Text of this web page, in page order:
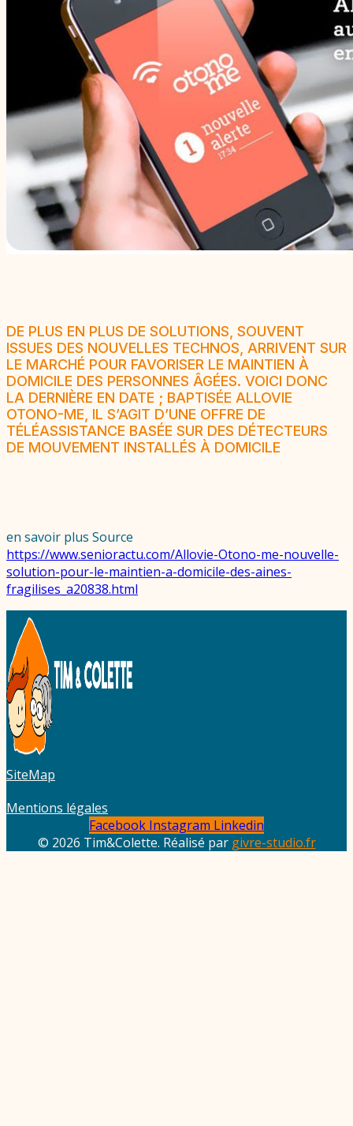
DE PLUS EN PLUS DE SOLUTIONS, SOUVENT
ISSUES DES NOUVELLES TECHNOS, ARRIVENT SUR
LE MARCHÉ POUR FAVORISER LE MAINTIEN À
DOMICILE DES PERSONNES ÂGÉES. VOICI DONC
LA DERNIÈRE EN DATE ; BAPTISÉE ALLOVIE
OTONO-ME, IL S’AGIT D’UNE OFFRE DE
TÉLÉASSISTANCE BASÉE SUR DES DÉTECTEURS
DE MOUVEMENT INSTALLÉS À DOMICILE
en savoir plus Source
https://www.senioractu.com/Allovie-Otono-me-nouvelle-
solution-pour-le-maintien-a-domicile-des-aines-
fragilises_a20838.html
SiteMap
Mentions légales
Facebook Instagram Linkedin
© 2026 Tim&Colette. Réalisé par givre-studio.fr